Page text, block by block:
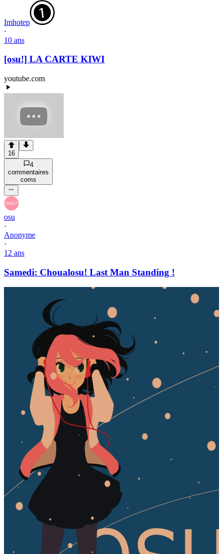
Imhotep
·
10 ans
[osu!] LA CARTE KIWI
youtube.com
16
4
commentaires
coms
osu
·
Anonyme
·
12 ans
Samedi: Choualosu! Last Man Standing !